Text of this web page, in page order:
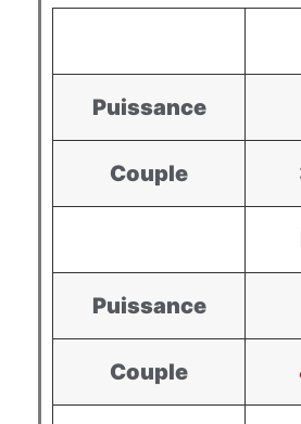
Puissance
Couple
Puissance
Couple